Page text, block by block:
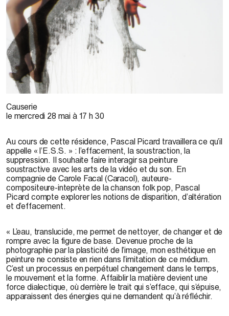
Causerie
le mercredi 28 mai à 17 h 30
Au cours de cette résidence, Pascal Picard travaillera ce qu’il
appelle « l’E.S.S. » : l’effacement, la soustraction, la
suppression. Il souhaite faire interagir sa peinture
soustractive avec les arts de la vidéo et du son. En
compagnie de Carole Facal (Caracol), auteure-
compositeure-inteprète de la chanson folk pop, Pascal
Picard compte explorer les notions de disparition, d’altération
et d’effacement.
« L’eau, translucide, me permet de nettoyer, de changer et de
rompre avec la figure de base. Devenue proche de la
photographie par la plasticité de l’image, mon esthétique en
peinture ne consiste en rien dans l’imitation de ce médium.
C’est un processus en perpétuel changement dans le temps,
le mouvement et la forme. Affaiblir la matière devient une
force dialectique, où derrière le trait qui s’efface, qui s’épuise,
apparaissent des énergies qui ne demandent qu’à réfléchir.